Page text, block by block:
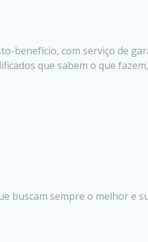
benefício, com serviço de
que sabem o que
buscam sempre o melhor e